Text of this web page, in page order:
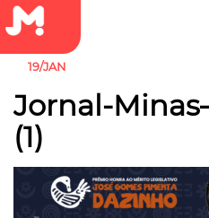
19/JAN
Jornal-
(1)